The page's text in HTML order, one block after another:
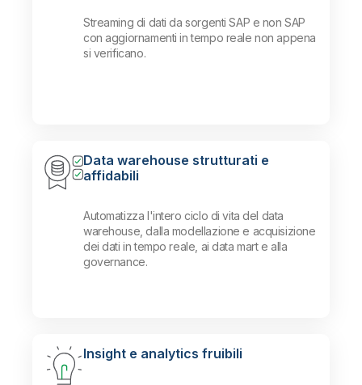
Streaming di dati da sorgenti SAP e non SAP
con aggiornamenti in tempo reale non appena
si verificano.
Data warehouse strutturati e
affidabili
Automatizza l'intero ciclo di vita del data
warehouse, dalla modellazione e acquisizione
dei dati in tempo reale, ai data mart e alla
governance.
Insight e analytics fruibili